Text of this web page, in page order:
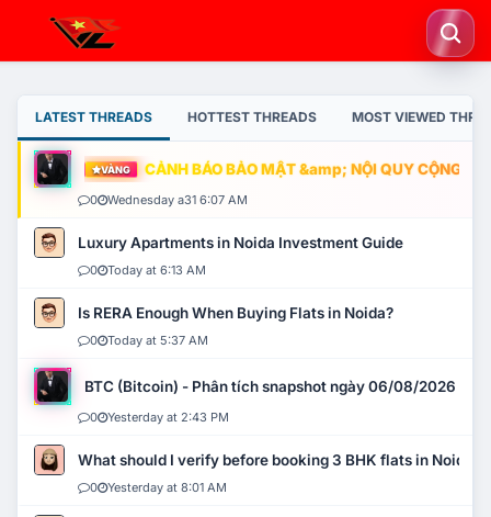
LATEST THREADS HOTTEST THREADS MOST VIEWED
VÀNG CẢNH BÁO BẢO MẬT &amp; NỘI QUY CỘNG
0 Wednesday a31 6:07 AM
Luxury Apartments in Noida Investment Guide
0 Today at 6:13 AM
Is RERA Enough When Buying Flats in Noida?
0 Today at 5:37 AM
BTC (Bitcoin) - Phân tích snapshot ngày 06/08/2026
0 Yesterday at 2:43 PM
What should I verify before booking 3 BHK flats in Noida?
0 Yesterday at 8:01 AM